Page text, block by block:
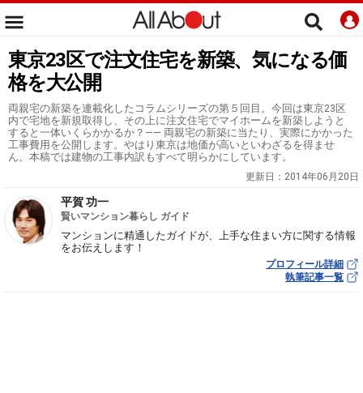
東京23区で注文住宅を新築、気になる価
格を大公開
両親宅の新築を連載化したコラムシリーズの第５回目。今回は東京23区
内で宅地を新規取得し、その上に注文住宅でマイホームを新築しようと
すると一体いくらかかるか？―― 両親宅の新築に当たり、実際にかかった
工事費用を公開します。やはり東京は地価が高いといわざるを得ませ
ん。本稿では建物の工事内訳もすべて明らかにしています。
更新日： 2014年06月20日
平賀 功一
賢いマンション暮らし ガイド
マンションに精通したガイドが、上手な住まい方に関する情報
をお伝えします！
プロフィール詳細
執筆記事一覧